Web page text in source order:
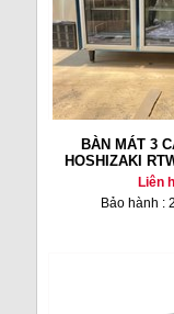
BÀN MÁT 3
HOSHIZAKI
Liên
Bảo hành :